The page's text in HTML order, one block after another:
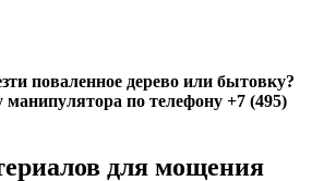
поваленное дерево или бытовку?
манипулятора по телефону +7 (495)
для мощения